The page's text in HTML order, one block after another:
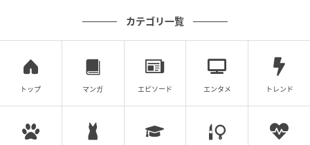
カテゴリ一覧
トップ マンガ エピソード エンタメ トレンド